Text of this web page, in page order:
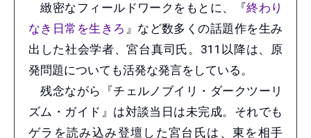
緻密なフィールドワークをもとに、『終わり
なき日常を生きろ 』など数多くの話題作を生み
出した社会学者、宮台真司氏。311以降は、原
発問題についても活発な発言をしている。
残念ながら『チェルノブイリ・ダークツーリ
ズム・ガイド』は対談当日は未完成。それでも
ゲラを読み込み登壇した宮台氏は、東を相手